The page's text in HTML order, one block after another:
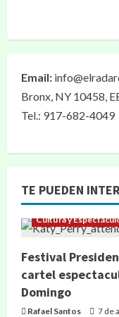
Email:
Bronx, NY 10458,
Tel.: 917-682-4049
TE PUEDEN
Cultura y
Festival
cartel
Domingo
Rafael Santos 7 de